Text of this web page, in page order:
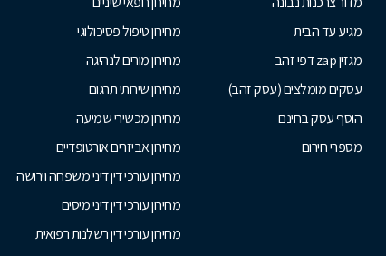
מגיע עד הבית
מגזין zap דפי זהב
עסקים מומלצים (עסק זהב)
הוסף עסק בחינם
מספרי חירום
מחירון טיפול פסיכולוגי
מחירון מורים לנהיגה
מחירון שירותי תרגום
מחירון מכשירי שמיעה
מחירון אביזרים אורטופדיים
מחירון עורכי דין דיני משפחה וירושה
מחירון עורכי דין דיני מיסים
מחירון עורכי דין רשלנות רפואית